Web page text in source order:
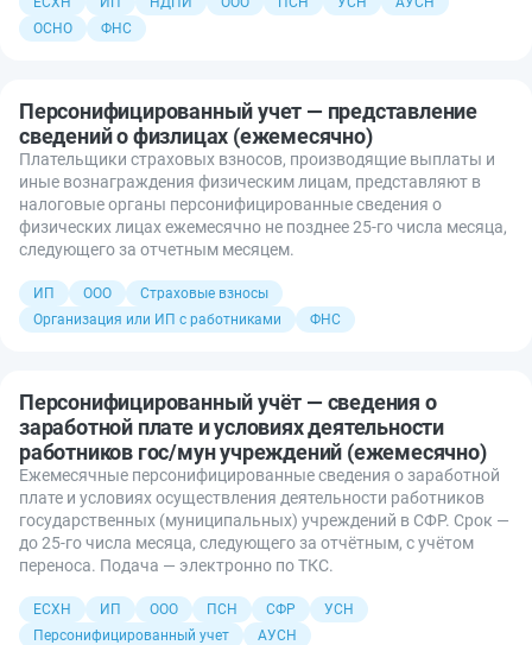
ОСНО
ФНС
Персонифицированный учет — представление
сведений о физлицах (ежемесячно)
Плательщики страховых взносов, производящие выплаты и
иные вознаграждения физическим лицам, представляют в
налоговые органы персонифицированные сведения о
физических лицах ежемесячно не позднее 25-го числа месяца,
следующего за отчетным месяцем.
ИП ООО
Страховые взносы
Организация или ИП с работниками
ФНС
Персонифицированный учёт — сведения о
заработной плате и условиях деятельности
работников гос/мун учреждений (ежемесячно)
Ежемесячные персонифицированные сведения о заработной
плате и условиях осуществления деятельности работников
государственных (муниципальных) учреждений в СФР. Срок —
до 25-го числа месяца, следующего за отчётным, с учётом
переноса. Подача — электронно по ТКС.
ЕСХН ИП ООО ПСН СФР
УСН
Персонифицированный учет
АУСН